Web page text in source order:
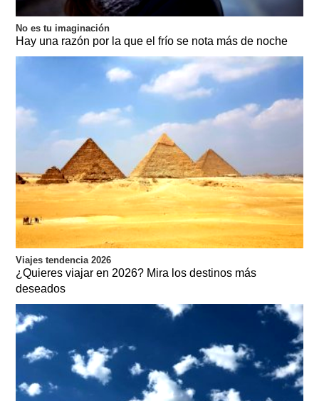
No es tu imaginación
Hay una razón por la que el frío se nota más de noche
Viajes tendencia 2026
¿Quieres viajar en 2026? Mira los destinos más
deseados